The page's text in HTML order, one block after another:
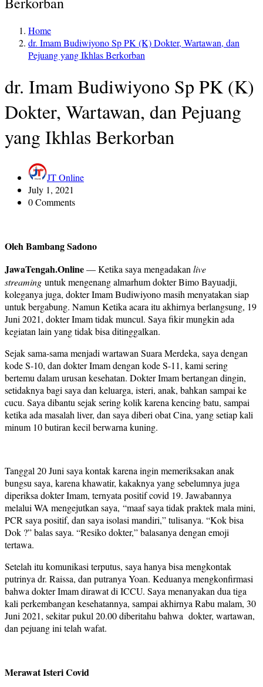
Home
dr. Imam Budiwiyono Sp PK (K) Dokter, Wartawan, dan
Pejuang yang Ikhlas Berkorban
dr. Imam Budiwiyono Sp PK (K)
Dokter, Wartawan, dan Pejuang
yang Ikhlas Berkorban
JT Online
July 1, 2021
0 Comments
Oleh Bambang Sadono
JawaTengah.Online— Ketika saya mengadakan live
streaming untuk mengenang almarhum dokter Bimo Bayuadji,
koleganya juga, dokter Imam Budiwiyono masih menyatakan siap
untuk bergabung. Namun Ketika acara itu akhirnya berlangsung, 19
Juni 2021, dokter Imam tidak muncul. Saya fikir mungkin ada
kegiatan lain yang tidak bisa ditinggalkan.
Sejak sama-sama menjadi wartawan Suara Merdeka, saya dengan
kode S-10, dan dokter Imam dengan kode S-11, kami sering
bertemu dalam urusan kesehatan. Dokter Imam bertangan dingin,
setidaknya bagi saya dan keluarga, isteri, anak, bahkan sampai ke
cucu. Saya dibantu sejak sering kolik karena kencing batu, sampai
ketika ada masalah liver, dan saya diberi obat Cina, yang setiap kali
minum 10 butiran kecil berwarna kuning.
Tanggal 20 Juni saya kontak karena ingin memeriksakan anak
bungsu saya, karena khawatir, kakaknya yang sebelumnya juga
diperiksa dokter Imam, ternyata positif covid 19. Jawabannya
melalui WA mengejutkan saya, “maaf saya tidak praktek mala mini,
PCR saya positif, dan saya isolasi mandiri,” tulisanya. “Kok bisa
Dok ?” balas saya. “Resiko dokter,” balasanya dengan emoji
tertawa.
Setelah itu komunikasi terputus, saya hanya bisa mengkontak
putrinya dr. Raissa, dan putranya Yoan. Keduanya mengkonfirmasi
bahwa dokter Imam dirawat di ICCU. Saya menanyakan dua tiga
kali perkembangan kesehatannya, sampai akhirnya Rabu malam, 30
Juni 2021, sekitar pukul 20.00 diberitahu bahwa dokter, wartawan,
dan pejuang ini telah wafat.
Merawat Isteri Covid